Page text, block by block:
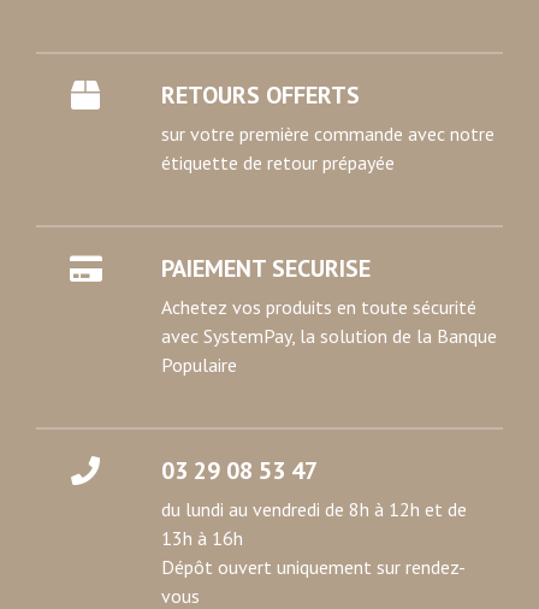
publicité et d'analyse, qui peuvent combiner celles-ci
avec d'autres informations que vous leur avez fournies
ou qu'ils ont collectées lors de votre utilisation de leurs
RETOURS OFFERTS
sur votre première commande avec notre
étiquette de retour prépayée
PAIEMENT SECURISE
Achetez vos produits en toute sécurité
avec SystemPay, la solution de la Banque
Populaire
03 29 08 53 47
du lundi au vendredi de 8h à 12h et de
13h à 16h
Dépôt ouvert uniquement sur rendez-
vous